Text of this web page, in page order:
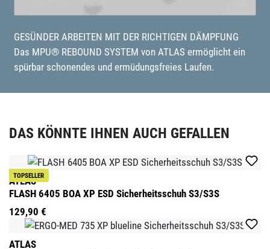
GESÜNDER ARBEITEN MIT DER RICHTIGEN DÄMPFUNG
Das MPU® REBOUND SYSTEM von ATLAS ermöglicht ein
spürbar schonendes und ermüdungsfreies Laufen.
DAS KÖNNTE IHNEN AUCH GEFALLEN
Produktgalerie überspringen
TOPSELLER
ATLAS
FLASH 6405 BOA XP ESD Sicherheitsschuh S3/S3S
129,90 €
ATLAS